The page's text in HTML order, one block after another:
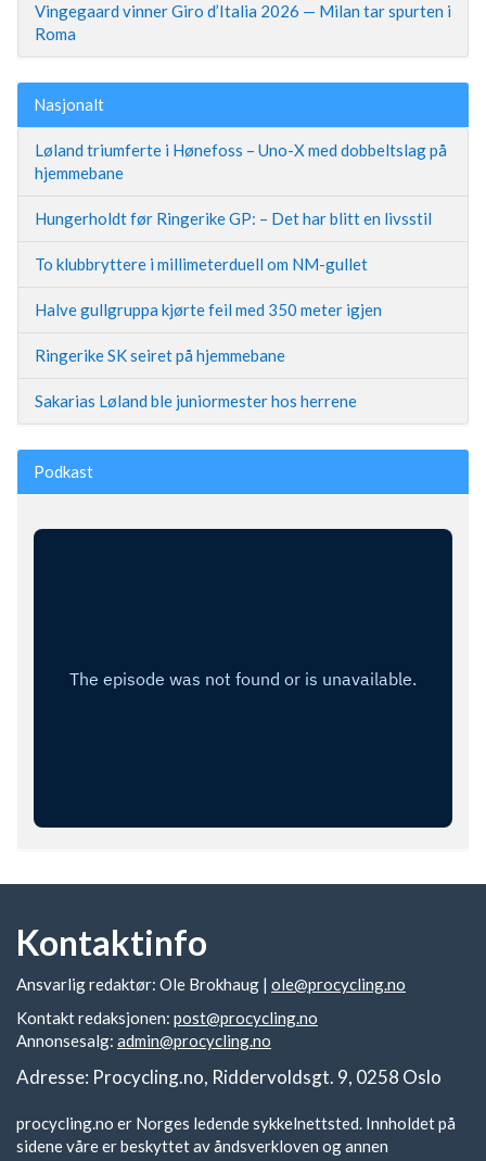
Vingegaard vinner Giro d’Italia 2026 — Milan tar spurten i
Roma
Nasjonalt
Løland triumferte i Hønefoss – Uno-X med dobbeltslag på
hjemmebane
Hungerholdt før Ringerike GP: – Det har blitt en livsstil
To klubbryttere i millimeterduell om NM-gullet
Halve gullgruppa kjørte feil med 350 meter igjen
Ringerike SK seiret på hjemmebane
Sakarias Løland ble juniormester hos herrene
Podkast
Kontaktinfo
Ansvarlig redaktør: Ole Brokhaug | ole@procycling.no
Kontakt redaksjonen: post@procycling.no
Annonsesalg: admin@procycling.no
Adresse: Procycling.no, Riddervoldsgt. 9, 0258 Oslo
procycling.no er Norges ledende sykkelnettsted. Innholdet på
sidene våre er beskyttet av åndsverkloven og annen